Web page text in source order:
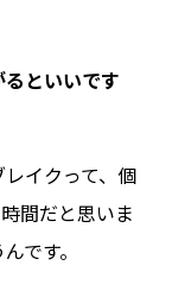
といいです
イクって、個
間だと思いま
です。